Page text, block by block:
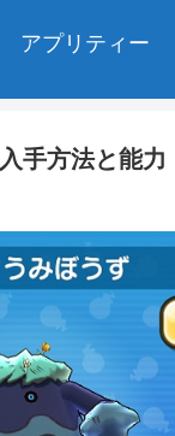
アプリティー
手方法と能力